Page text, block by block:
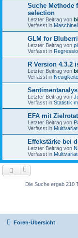
Suche Methode
selection
Letzter Beitrag von
Verfasst in
GLM for
Letzter Beitrag von
Verfasst in
R Version 4.3.2
Letzter Beitrag von
Verfasst in
Letzter Beitrag von
Verfasst in Statistik
EFA mit
Letzter Beitrag von
Verfasst in
Effekstärke bei
Letzter Beitrag von
Verfasst in
Die Suche ergab 210
Foren-Übersicht